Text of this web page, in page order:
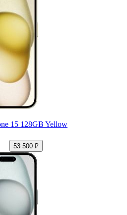
15 128GB Yellow
53 500 ₽